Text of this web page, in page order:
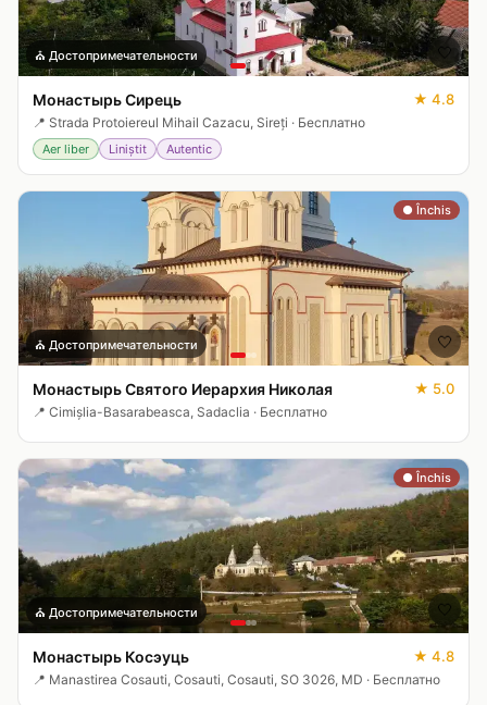
⛪ Достопримечательности 🤍
Монастырь Сирець ★ 4.8
📍 Strada Protoiereul Mihail Cazacu, Sireți · Бесплатно
Aer liber Liniștit Autentic
● Închis
⛪ Достопримечательности 🤍
Монастырь Святого Иерархия Николая ★ 5.0
📍 Cimişlia-Basarabeasca, Sadaclia · Бесплатно
● Închis
⛪ Достопримечательности 🤍
Монастырь Косэуць ★ 4.8
📍 Manastirea Cosauti, Cosauti, Cosauti, SO 3026, MD · Бесплатно